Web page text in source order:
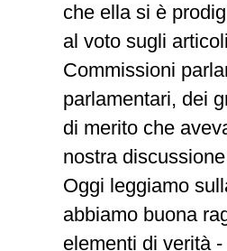
che ella si è
al voto sugli
Commissioni
parlamentari, dei
di merito che
nostra
Oggi leggiamo
abbiamo buona
elementi di verità